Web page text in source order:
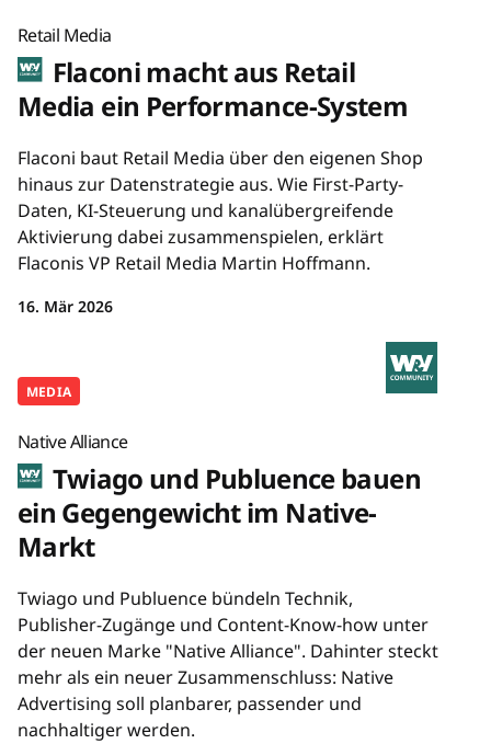
Retail Media
Flaconi macht aus Retail
Media ein Performance-System
Flaconi baut Retail Media über den eigenen Shop
hinaus zur Datenstrategie aus. Wie First-Party-
Daten, KI-Steuerung und kanalübergreifende
Aktivierung dabei zusammenspielen, erklärt
Flaconis VP Retail Media Martin Hoffmann.
16. Mär 2026
MEDIA
Native Alliance
Twiago und Publuence bauen
ein Gegengewicht im Native-
Markt
Twiago und Publuence bündeln Technik,
Publisher-Zugänge und Content-Know-how unter
der neuen Marke "Native Alliance". Dahinter steckt
mehr als ein neuer Zusammenschluss: Native
Advertising soll planbarer, passender und
nachhaltiger werden.